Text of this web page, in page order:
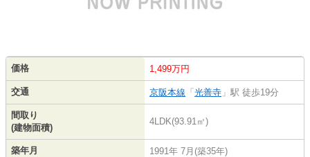
価格 1,499万円
交通 京阪本線 「 光善寺 」駅 徒歩19分
間取り
(建物面積)
4LDK(93.91㎡)
築年月 1991年 7月(築35年)